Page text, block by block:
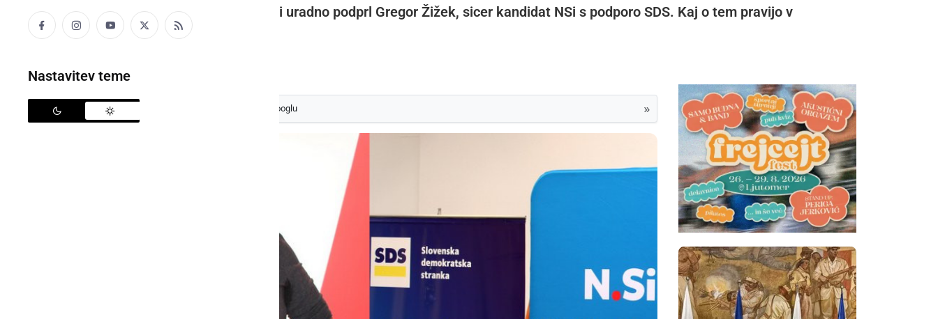
Nastavitev teme
Dejana je že dan po volitvah tudi uradno podprl Gregor Žižek, sicer kandidat NSi s podporo SDS. Kaj o tem pravijo v
Občinskih odborih NSi in SDS?
Izberite kot svoj prednostni vir na Googlu »